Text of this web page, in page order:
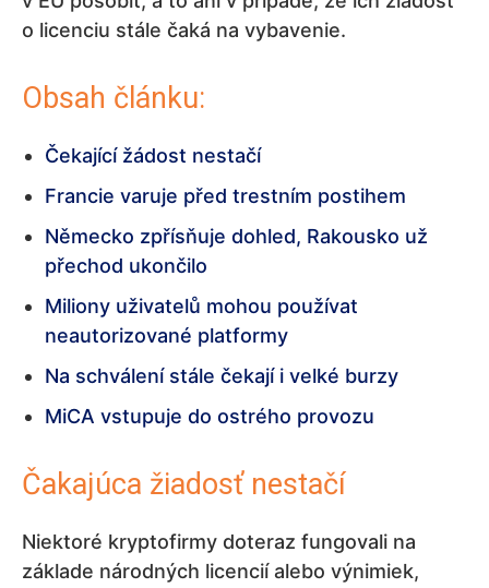
o licenciu stále čaká na vybavenie.
Obsah článku:
Čekající žádost nestačí
Francie varuje před trestním postihem
Německo zpřísňuje dohled, Rakousko už
přechod ukončilo
Miliony uživatelů mohou používat
neautorizované platformy
Na schválení stále čekají i velké burzy
MiCA vstupuje do ostrého provozu
Čakajúca žiadosť nestačí
Niektoré kryptofirmy doteraz fungovali na
základe národných licencií alebo výnimiek,